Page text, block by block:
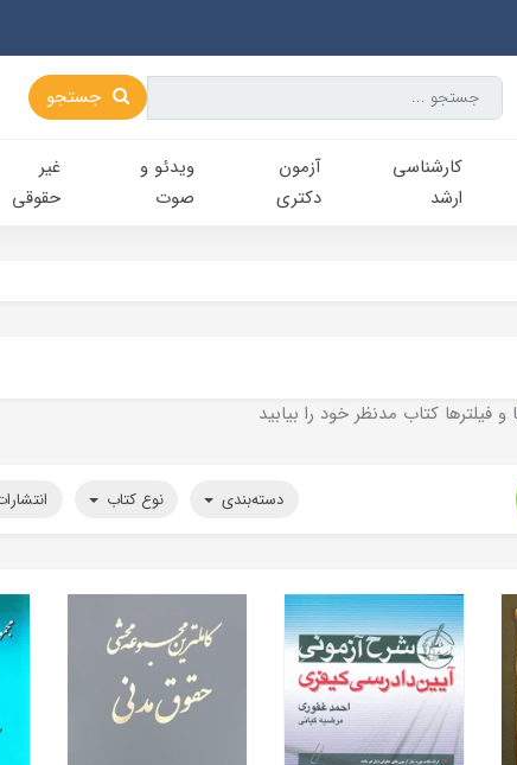
جستجو
کارشناسی‌
ارشد
آزمون
دکتری
ویدئو و
صوت
غیر
حقوقی
فيلترها کتاب مدنظر خود را بيابيد
دسته‌بندی نوع کتاب